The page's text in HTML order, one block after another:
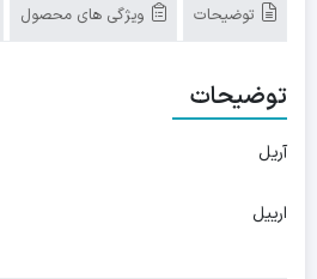
توضیحات ویژگی های محصول
توضیحات
آریل
ارییل